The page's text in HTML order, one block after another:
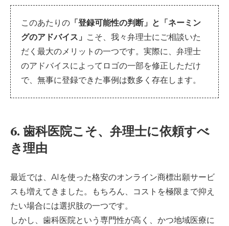
このあたりの 「登録可能性の判断」と「ネーミン
グのアドバイス」 こそ、我々弁理士にご相談いた
だく最大のメリットの一つです。実際に、弁理士
のアドバイスによってロゴの一部を修正しただけ
で、無事に登録できた事例は数多く存在します。
6. 歯科医院こそ、弁理士に依頼すべ
き理由
最近では、AIを使った格安のオンライン商標出願サービ
スも増えてきました。もちろん、コストを極限まで抑え
たい場合には選択肢の一つです。
しかし、歯科医院という専門性が高く、かつ地域医療に